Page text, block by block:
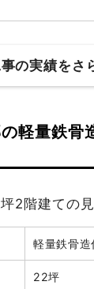
の実績をさ
木造
18坪
35万
63万
軽量鉄骨
2階建ての
軽量鉄骨
22坪